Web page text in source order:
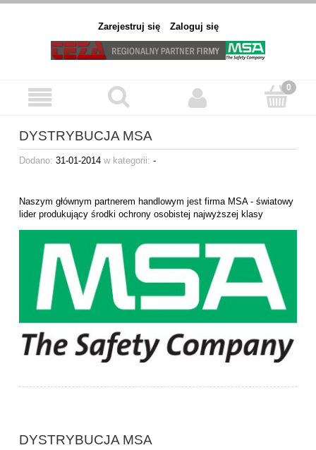
Zarejestruj się Zaloguj się
DYSTRYBUCJA MSA
Dodano: 31-01-2014w kategorii: -
Naszym głównym partnerem handlowym jest firma MSA - światowy
lider produkujący środki ochrony osobistej najwyższej klasy
DYSTRYBUCJA MSA